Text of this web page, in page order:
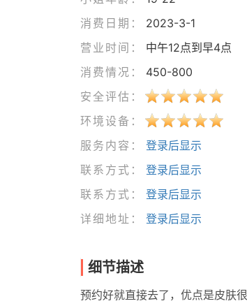
消费日期：
2023-3-1
营业时间：
中午12点到早4点
消费情况：
450-800
安全评估：
环境设备：
服务内容：
登录后显示
联系方式：
登录后显示
联系方式：
登录后显示
详细地址：
登录后显示
细节描述
预约好就直接去了，优点是皮肤